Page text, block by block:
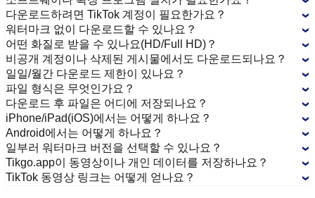
다운로드하려면 TikTok 계정이 필요한가요？
워터마크 없이 다운로드할 수 있나요？
어떤 화질로 받을 수 있나요(HD/Full HD)？
비공개 계정이나 삭제된 게시물에서도 다운로드되나요？
일일/월간 다운로드 제한이 있나요？
파일 형식은 무엇인가요？
다운로드 후 파일은 어디에 저장되나요？
iPhone/iPad(iOS)에서는 어떻게 하나요？
Android에서는 어떻게 하나요？
일부러 워터마크 버전을 선택할 수 있나요？
Tikgo.app이 동영상이나 개인 데이터를 저장하나요？
TikTok 동영상 링크는 어떻게 얻나요？